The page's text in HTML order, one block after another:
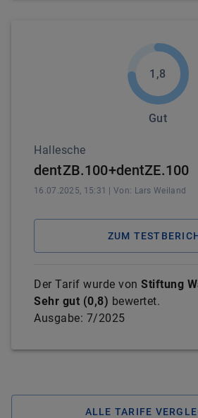
1,8
Gut
Hallesche
dentZB.100+dentZE.100
16.07.2025, 15:31 | Von: Lars Weiland
ZUM
Der Tarif wurde von Stiftung
Sehr gut (0,8) bewertet.
Ausgabe: 7/2025
ALLE TARIFE